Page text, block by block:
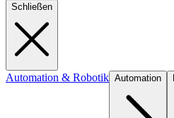
Schließen
Automation & Robotik Automation